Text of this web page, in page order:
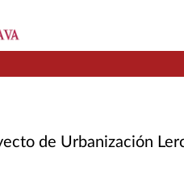
de Urbanización